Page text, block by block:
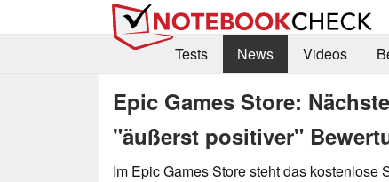
Tests
News Videos
Epic Games Store:
"äußerst positiver"
Im Epic Games Store steht das kostenlose